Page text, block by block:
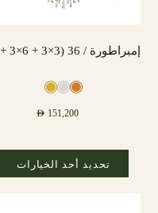
AED 151,200
تحديد أحد الخيارات